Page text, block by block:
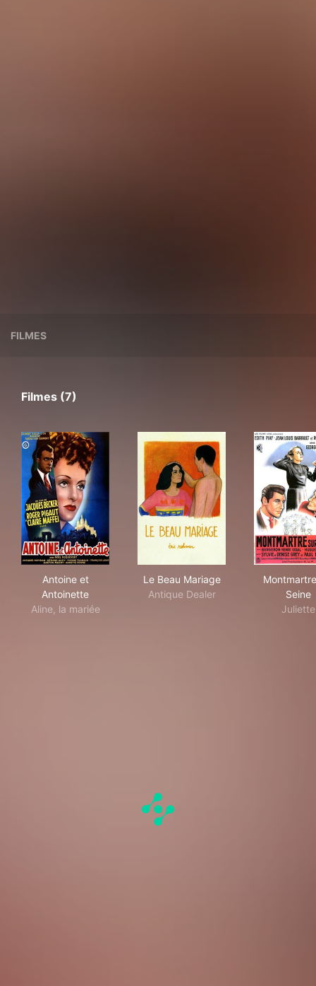
FILMES
Filmes (7)
Antoine et
Antoinette
Aline, la mariée
Le Beau Mariage
Antique Dealer
Seine
Juliette